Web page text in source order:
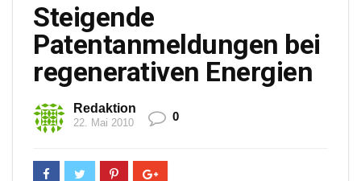
Steigende
Patentanmeldungen bei
regenerativen Energien
Redaktion
22. Mai 2010 0